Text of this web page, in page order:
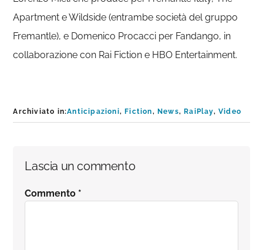
Apartment e Wildside (entrambe società del gruppo
Fremantle), e Domenico Procacci per Fandango, in
collaborazione con Rai Fiction e HBO Entertainment.
Archiviato in:Anticipazioni, Fiction, News, RaiPlay,Video
Interazioni
del
Lascia un commento
Commento *